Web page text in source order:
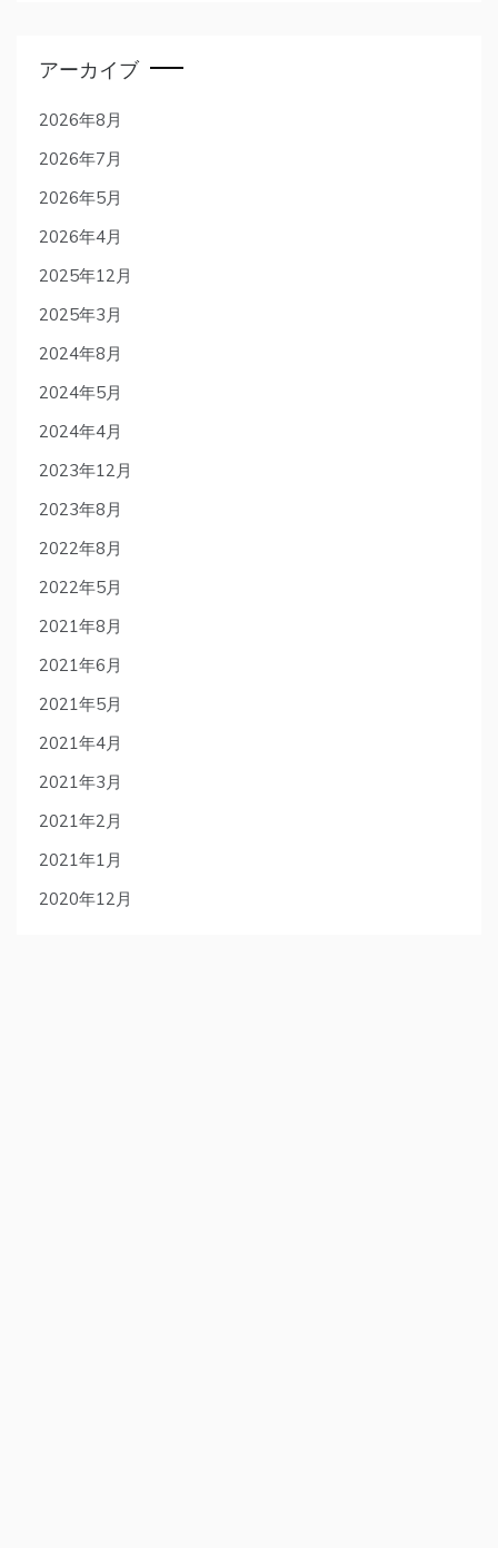
アーカイブ
2026年8月
2026年7月
2026年5月
2026年4月
2025年12月
2025年3月
2024年8月
2024年5月
2024年4月
2023年12月
2023年8月
2022年8月
2022年5月
2021年8月
2021年6月
2021年5月
2021年4月
2021年3月
2021年2月
2021年1月
2020年12月